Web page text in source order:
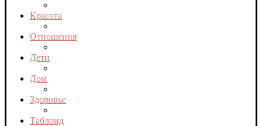
Красота
Отношения
Дети
Дом
Здоровье
Таблоид